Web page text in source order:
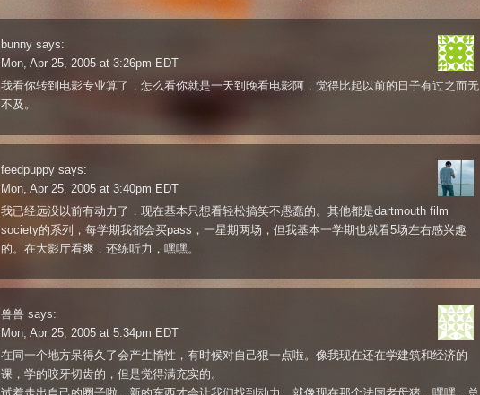
bunny says:
Mon, Apr 25, 2005 at 3:26pm EDT
我看你转到电影专业算了，怎么看你就是一天到晚看电影阿，觉得比起以前的日子有过之而无
不及。
feedpuppy says:
Mon, Apr 25, 2005 at 3:40pm EDT
我已经远没以前有动力了，现在基本只想看轻松搞笑不愚蠢的。其他都是dartmouth film
society的系列，每学期我都会买pass，一星期两场，但我基本一学期也就看5场左右感兴趣
的。在大影厅看爽，还练听力，嘿嘿。
兽兽 says:
Mon, Apr 25, 2005 at 5:34pm EDT
在同一个地方呆得久了会产生惰性，有时候对自己狠一点啦。像我现在还在学建筑和经济的
课，学的咬牙切齿的，但是觉得满充实的。